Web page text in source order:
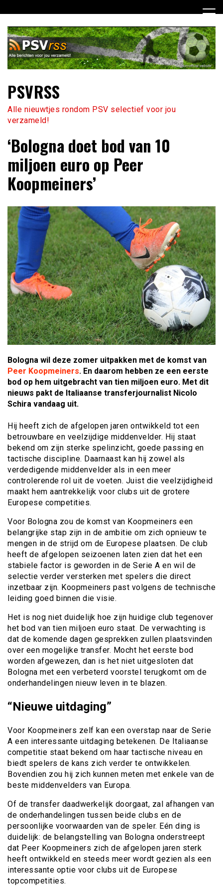
naar
inhoud
PSVRSS
Alle nieuwtjes rondom PSV selectief voor jou
verzameld!
‘Bologna doet bod van 10
miljoen euro op Peer
Koopmeiners’
Bologna wil deze zomer uitpakken met de komst van
Peer Koopmeiners. En daarom hebben ze een eerste
bod op hem uitgebracht van tien miljoen euro. Met dit
nieuws pakt de Italiaanse transferjournalist Nicolo
Schira vandaag uit.
Hij heeft zich de afgelopen jaren ontwikkeld tot een
betrouwbare en veelzijdige middenvelder. Hij staat
bekend om zijn sterke spelinzicht, goede passing en
tactische discipline. Daarnaast kan hij zowel als
verdedigende middenvelder als in een meer
controlerende rol uit de voeten. Juist die veelzijdigheid
maakt hem aantrekkelijk voor clubs uit de grotere
Europese competities.
Voor Bologna zou de komst van Koopmeiners een
belangrijke stap zijn in de ambitie om zich opnieuw te
mengen in de strijd om de Europese plaatsen. De club
heeft de afgelopen seizoenen laten zien dat het een
stabiele factor is geworden in de Serie A en wil de
selectie verder versterken met spelers die direct
inzetbaar zijn. Koopmeiners past volgens de technische
leiding goed binnen die visie.
Het is nog niet duidelijk hoe zijn huidige club tegenover
het bod van tien miljoen euro staat. De verwachting is
dat de komende dagen gesprekken zullen plaatsvinden
over een mogelijke transfer. Mocht het eerste bod
worden afgewezen, dan is het niet uitgesloten dat
Bologna met een verbeterd voorstel terugkomt om de
onderhandelingen nieuw leven in te blazen.
“Nieuwe uitdaging”
Voor Koopmeiners zelf kan een overstap naar de Serie
A een interessante uitdaging betekenen. De Italiaanse
competitie staat bekend om haar tactische niveau en
biedt spelers de kans zich verder te ontwikkelen.
Bovendien zou hij zich kunnen meten met enkele van de
beste middenvelders van Europa.
Of de transfer daadwerkelijk doorgaat, zal afhangen van
de onderhandelingen tussen beide clubs en de
persoonlijke voorwaarden van de speler. Eén ding is
duidelijk: de belangstelling van Bologna onderstreept
dat Peer Koopmeiners zich de afgelopen jaren sterk
heeft ontwikkeld en steeds meer wordt gezien als een
interessante optie voor clubs uit de Europese
topcompetities.